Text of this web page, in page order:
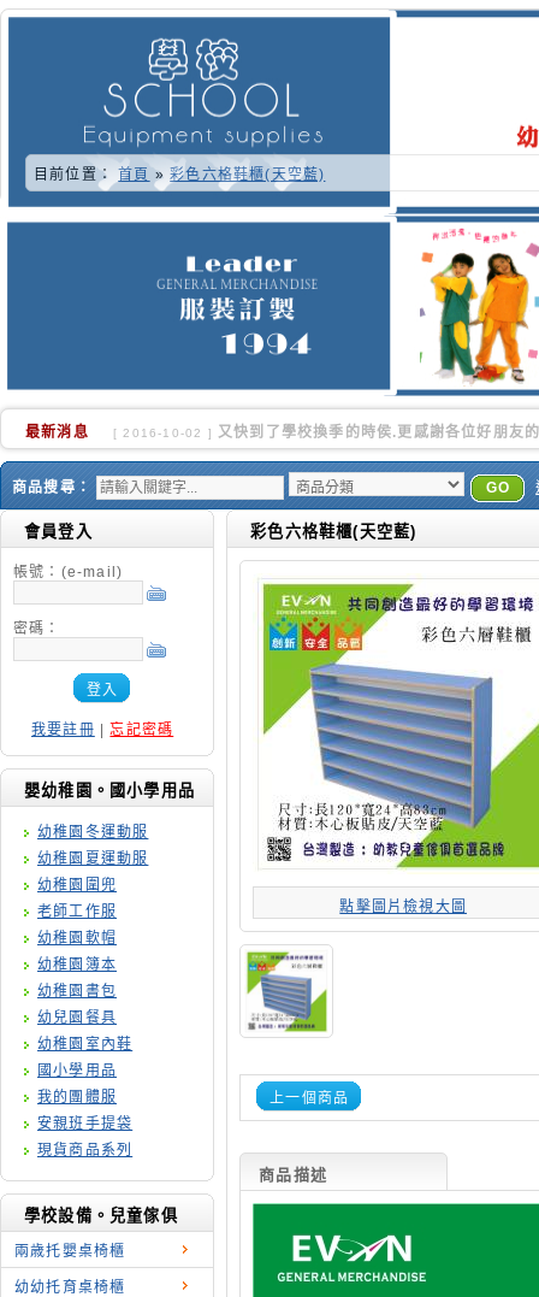
目前位置： 首頁 »彩色六格鞋櫃(天空藍)
最新消息 [ 2016-10-02 ] 又快到了學校換季的時侯.更感謝各位好朋友
商品搜尋： GO
會員登入
帳號：(e-mail)
密碼：
登入
我要註冊 |忘記密碼
嬰幼稚園。國小學用品
幼稚園冬運動服
幼稚園夏運動服
幼稚園圍兜
老師工作服
幼稚園軟帽
幼稚園簿本
幼稚園書包
幼兒園餐具
幼稚園室內鞋
國小學用品
我的團體服
安親班手提袋
現貨商品系列
學校設備。兒童傢俱
兩歳托嬰桌椅櫃
幼幼托育桌椅櫃
彩色六格鞋櫃(天空藍)
點擊圖片檢視大圖
上一個商品
商品描述